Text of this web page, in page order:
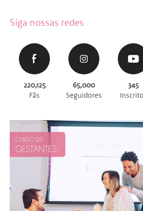
Siga nossas redes
220,125
Fãs
65,000
Seguidores
345